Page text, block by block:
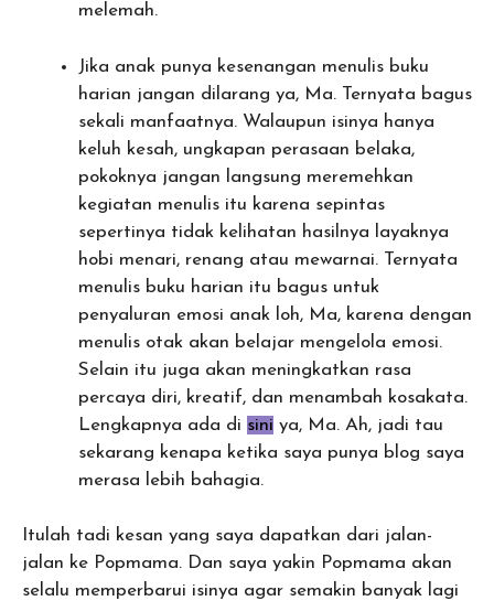
melemah.
Jika anak punya kesenangan menulis buku
harian jangan dilarang ya, Ma. Ternyata bagus
sekali manfaatnya. Walaupun isinya hanya
keluh kesah, ungkapan perasaan belaka,
pokoknya jangan langsung meremehkan
kegiatan menulis itu karena sepintas
sepertinya tidak kelihatan hasilnya layaknya
hobi menari, renang atau mewarnai. Ternyata
menulis buku harian itu bagus untuk
penyaluran emosi anak loh, Ma, karena dengan
menulis otak akan belajar mengelola emosi.
Selain itu juga akan meningkatkan rasa
percaya diri, kreatif, dan menambah kosakata.
Lengkapnya ada di sini ya, Ma. Ah, jadi tau
sekarang kenapa ketika saya punya blog saya
merasa lebih bahagia.
Itulah tadi kesan yang saya dapatkan dari jalan-
jalan ke Popmama. Dan saya yakin Popmama akan
selalu memperbarui isinya agar semakin banyak lagi